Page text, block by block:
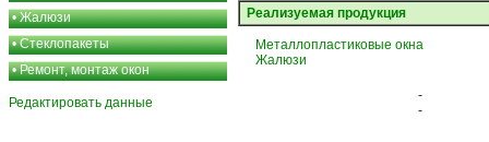
•Жалюзи
•Стеклопакеты
•Ремонт, монтаж окон
Реализуемая продукция
Металлопластиковые окна
Жалюзи
Редактировать данные
-
-